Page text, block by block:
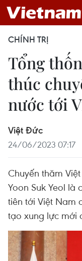
CHÍNH TRỊ
Tổng
thúc
nước tới
Việt Đức
24/06/2023 07:17
Chuyến thăm
Yoon Suk Yeol
tiên tới Việt Nam
tạo xung lực mới